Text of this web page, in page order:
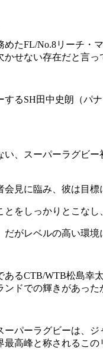
たFL/No.8リーチ・
せない存在だと言
るSH田中史朗（パ
、スーパーラグビー
見に臨み、彼は目標
とをしっかりとこな
がレベルの高い環境
るCTB/WTB松島幸
ドでの輝きがあった
パーラグビーは、
高峰と称されるこの